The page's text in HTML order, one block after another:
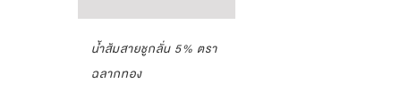
น้ำส้มสายชูกลั่น 5% ตรา
ฉลากทอง